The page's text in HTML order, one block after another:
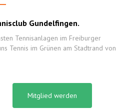
Gundelfingen.
Tennisanlagen im Freiburger
Tennis im Grünen am Stadtrand von
Mitglied werden